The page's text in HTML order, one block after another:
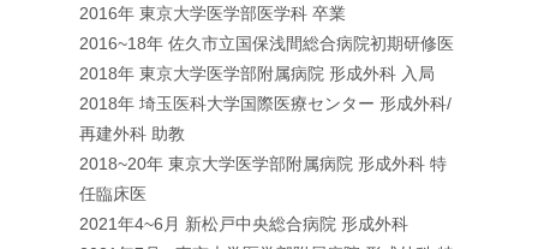
2016年 東京大学医学部医学科 卒業
2016~18年 佐久市立国保浅間総合病院初期研修医
2018年 東京大学医学部附属病院 形成外科 入局
2018年 埼玉医科大学国際医療センター 形成外科/
再建外科 助教
2018~20年 東京大学医学部附属病院 形成外科 特
任臨床医
2021年4~6月 新松戸中央総合病院 形成外科